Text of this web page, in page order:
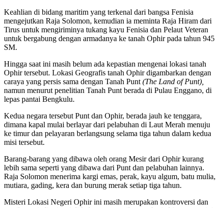
Keahlian di bidang maritim yang terkenal dari bangsa Fenisia
mengejutkan Raja Solomon, kemudian ia meminta Raja Hiram dari
Tirus untuk mengiriminya tukang kayu Fenisia dan Pelaut Veteran
untuk bergabung dengan armadanya ke tanah Ophir pada tahun 945
SM.
Hingga saat ini masih belum ada kepastian mengenai lokasi tanah
Ophir tersebut. Lokasi Geografis tanah Ophir digambarkan dengan
caraya yang persis sama dengan Tanah Punt (The Land of Punt),
namun menurut penelitian Tanah Punt berada di Pulau Enggano, di
lepas pantai Bengkulu.
Kedua negara tersebut Punt dan Ophir, berada jauh ke tenggara,
dimana kapal mulai berlayar dari pelabuhan di Laut Merah menuju
ke timur dan pelayaran berlangsung selama tiga tahun dalam kedua
misi tersebut.
Barang-barang yang dibawa oleh orang Mesir dari Ophir kurang
lebih sama seperti yang dibawa dari Punt dan pelabuhan lainnya.
Raja Solomon menerima kargi emas, perak, kayu algum, batu mulia,
mutiara, gading, kera dan burung merak setiap tiga tahun.
Misteri Lokasi Negeri Ophir ini masih merupakan kontroversi dan